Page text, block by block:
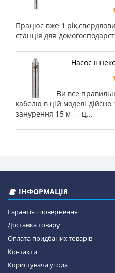
Працює вже 1
станція для
Насос
Ви все
кабелю в цій моделі
занурення 15 м — ц...
ІНФОРМАЦІЯ
Гарантія і повернення
Доставка товару
Оплата придбаних товарів
Контакти
Користувача угода